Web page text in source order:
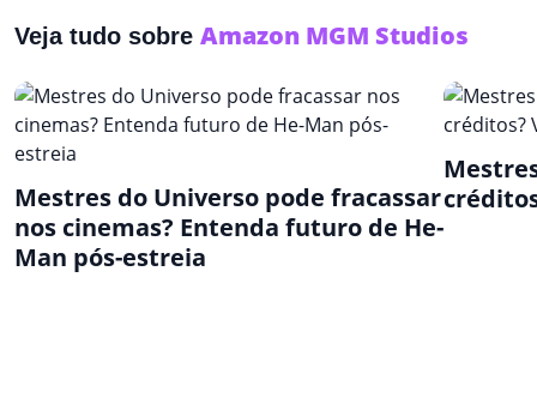
Veja tudo sobre Amazon MGM Studios
Mestres do Universo pode fracassar
nos cinemas? Entenda futuro de He-
Man pós-estreia